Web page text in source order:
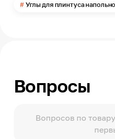
Эксплуатационные свойства
Количество предметов
1
Внутренний
Углы для плинтуса
Вопросы
Вопросов по